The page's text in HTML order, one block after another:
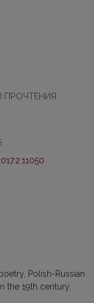
ПРОЧТЕНИЯ
Polish-Russian
the 19th century